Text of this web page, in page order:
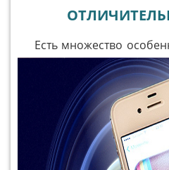
Есть множество